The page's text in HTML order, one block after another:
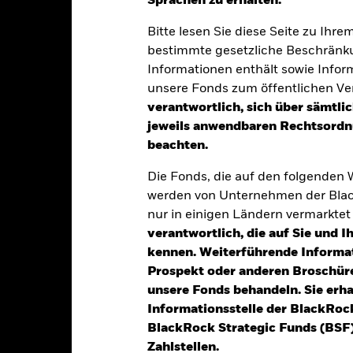
Bitte lesen Sie diese Seite zu
bestimmte gesetzliche
Informationen enthält sowie
unsere Fonds zum öffentlichen
verantwortlich, sich über
jeweils anwendbaren
beachten.
Die Fonds, die auf den folgenden
werden von Unternehmen der
nur in einigen Ländern vermarktet
verantwortlich, die auf Sie und
kennen. Weiterführende
Prospekt oder anderen
unsere Fonds behandeln. Sie
Informationsstelle der
BlackRock Strategic Funds
Zahlstellen.
Fondsmanager
aus Kapitalwachstum und Erträgen auf das Fondsvermögen
die den Grundsätzen für Anlagen in den Bereichen Umwelt,
% seines Gesamtvermögens in Eigenkapitalinstrumenten (z. B.
an. Die Marktkapitalisierung ist der Aktienkurs eines
in Übereinstimmung mit seiner ESG-Politik angelegt, wie im
Prospekt und auf der BlackRock-Website unter
Der Wert der Anlagen und die daraus entstandenen
Anleger erhalten den ursprünglich investierten Betrag eventuell
anfälliger gegenüber wirtschaftlichen oder politischen